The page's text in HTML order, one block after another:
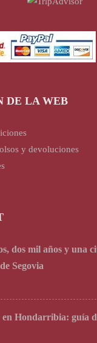
DE LA WEB
y devoluciones
dos mil años y una
Segovia
Hondarribia: guía